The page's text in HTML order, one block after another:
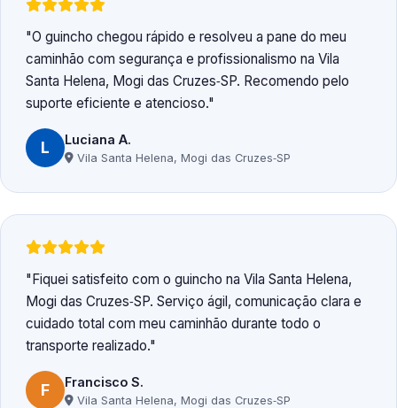
O guincho chegou rápido e resolveu a pane do meu
caminhão com segurança e profissionalismo na Vila
Santa Helena, Mogi das Cruzes‑SP. Recomendo pelo
suporte eficiente e atencioso.
L Luciana A.
Vila Santa Helena, Mogi das Cruzes‑SP
Fiquei satisfeito com o guincho na Vila Santa Helena,
Mogi das Cruzes‑SP. Serviço ágil, comunicação clara e
cuidado total com meu caminhão durante todo o
transporte realizado.
F Francisco S.
Vila Santa Helena, Mogi das Cruzes‑SP